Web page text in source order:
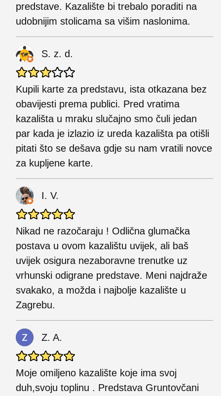
predstave. Kazalište bi trebalo poraditi na
udobnijim stolicama sa višim naslonima.
S. z. d.
Kupili karte za predstavu, ista otkazana bez
obavijesti prema publici. Pred vratima
kazališta u mraku slučajno smo čuli jedan
par kada je izlazio iz ureda kazališta pa otišli
pitati što se dešava gdje su nam vratili novce
za kupljene karte.
I. V.
Nikad ne razočaraju ! Odlična glumačka
postava u ovom kazalištu uvijek, ali baš
uvijek osigura nezaboravne trenutke uz
vrhunski odigrane predstave. Meni najdraže
svakako, a možda i najbolje kazalište u
Zagrebu.
Z. A.
Moje omiljeno kazalište koje ima svoj
duh,svoju toplinu . Predstava Gruntovčani